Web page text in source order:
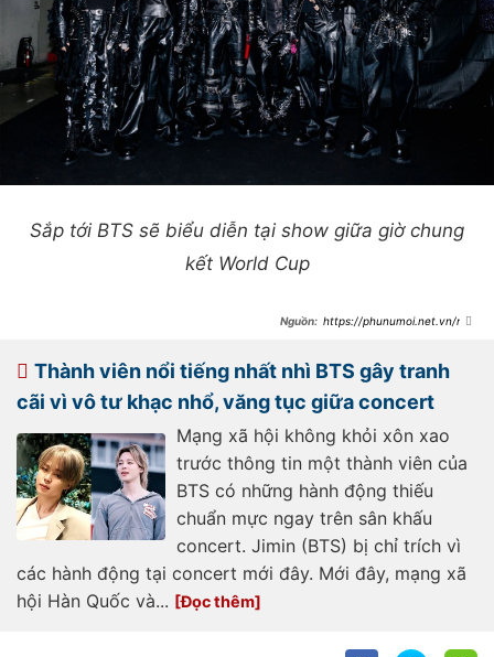
Sắp tới BTS sẽ biểu diễn tại show giữa giờ chung
kết World Cup
https://phunumoi.net.vn/ros
Thành viên nổi tiếng nhất nhì BTS gây tranh
cãi vì vô tư khạc nhổ, văng tục giữa concert
Mạng xã hội không khỏi xôn xao
trước thông tin một thành viên của
BTS có những hành động thiếu
chuẩn mực ngay trên sân khấu
concert. Jimin (BTS) bị chỉ trích vì
các hành động tại concert mới đây. Mới đây, mạng xã
hội Hàn Quốc và...